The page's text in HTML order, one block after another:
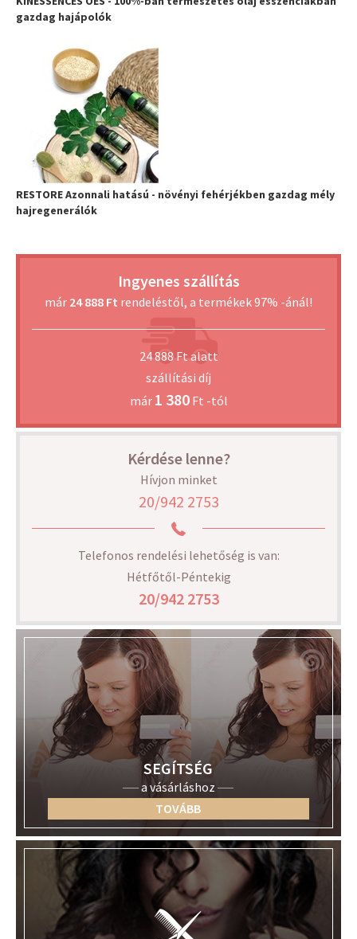
gazdag hajápolók
RESTORE Azonnali hatású - növényi fehérjékben gazdag mély
hajregenerálók
Ingyenes szállítás
már 24 888 Ft rendeléstől, a termékek 97% -ánál!
24 888 Ft alatt
szállítási díj
már 1 380Ft -tól
Kérdése lenne?
Hívjon minket
20/942 2753
Telefonos rendelési lehetőség is van:
Hétfőtől-Péntekig
20/942 2753
SEGÍTSÉG
a vásárláshoz
TOVÁBB